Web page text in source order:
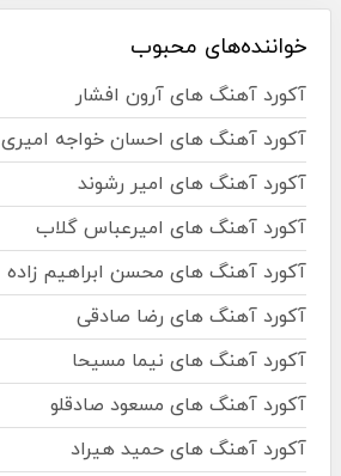
خواننده‌های محبوب
آکورد آهنگ های آرون افشار
آکورد آهنگ های احسان خواجه امیری
آکورد آهنگ های امیر رشوند
آکورد آهنگ های امیرعباس گلاب
آکورد آهنگ های محسن ابراهیم زاده
آکورد آهنگ های رضا صادقی
آکورد آهنگ های نیما مسیحا
آکورد آهنگ های مسعود صادقلو
آکورد آهنگ های حمید هیراد